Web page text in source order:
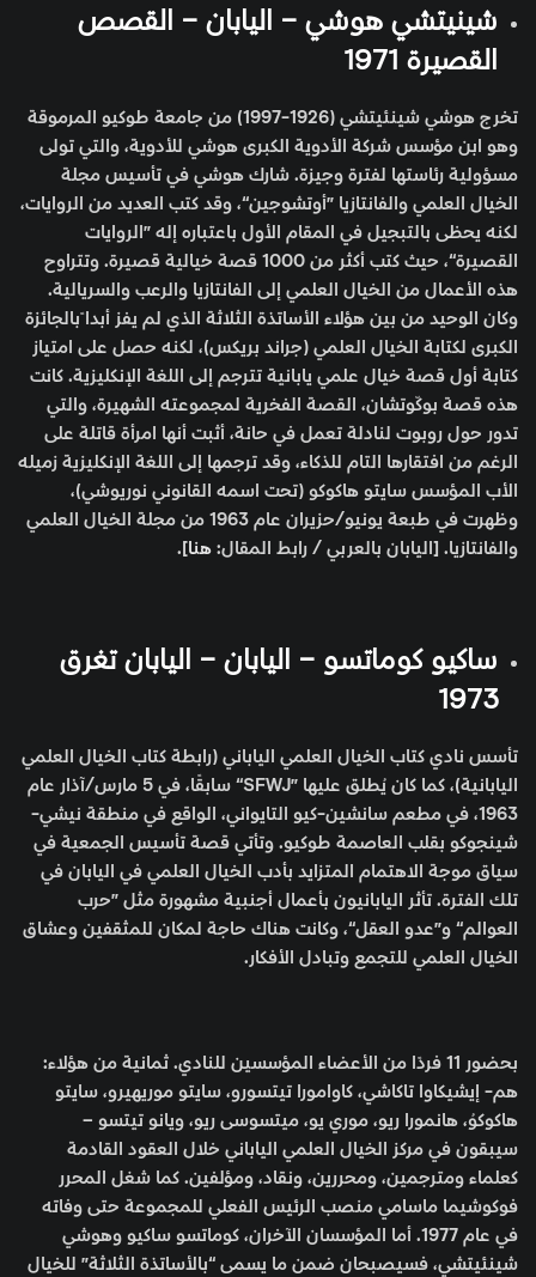
شينيتشي هوشي – اليابان – القصص
القصيرة 1971
تخرج هوشي شينئيتشي (1926-1997) من جامعة طوكيو المرموقة
وهو ابن مؤسس شركة الأدوية الكبرى هوشي للأدوية، والتي تولى
مسؤولية رئاستها لفترة وجيزة. شارك هوشي في تأسيس مجلة
الخيال العلمي والفانتازيا ”أوتشوجين“، وقد كتب العديد من الروايات،
لكنه يحظى بالتبجيل في المقام الأول باعتباره إله ”الروايات
القصيرة“، حيث كتب أكثر من 1000 قصة خيالية قصيرة. وتتراوح
هذه الأعمال من الخيال العلمي إلى الفانتازيا والرعب والسريالية.
وكان الوحيد من بين هؤلاء الأساتذة الثلاثة الذي لم يفز أبدا ًبالجائزة
الكبرى لكتابة الخيال العلمي (جراند بريكس)، لكنه حصل على امتياز
كتابة أول قصة خيال علمي يابانية تترجم إلى اللغة الإنكليزية. كانت
هذه قصة بوكّوتشان، القصة الفخرية لمجموعته الشهيرة، والتي
تدور حول روبوت لنادلة تعمل في حانة، أثبت أنها امرأة قاتلة على
الرغم من افتقارها التام للذكاء، وقد ترجمها إلى اللغة الإنكليزية زميله
الأب المؤسس سايتو هاكوكو (تحت اسمه القانوني نوريوشي)،
وظهرت في طبعة يونيو/حزيران عام 1963 من مجلة الخيال العلمي
والفانتازيا. [اليابان بالعربي / رابط المقال: هنا].
ساكيو كوماتسو – اليابان – اليابان تغرق
1973
تأسس نادي كتاب الخيال العلمي الياباني (رابطة كتاب الخيال العلمي
اليابانية)، كما كان يُطلق عليها ”SFWJ“ سابقًا، في 5 مارس/آذار عام
1963، في مطعم سانشين-كيو التايواني، الواقع في منطقة نيشي-
شينجوكو بقلب العاصمة طوكيو. وتأتي قصة تأسيس الجمعية في
سياق موجة الاهتمام المتزايد بأدب الخيال العلمي في اليابان في
تلك الفترة. تأثر اليابانيون بأعمال أجنبية مشهورة مثل ”حرب
العوالم“ و”عدو العقل“، وكانت هناك حاجة لمكان للمثقفين وعشاق
الخيال العلمي للتجمع وتبادل الأفكار.
بحضور 11 فردًا من الأعضاء المؤسسين للنادي. ثمانية من هؤلاء:
هم- إيشيكاوا تاكاشي، كاوامورا تيتسورو، سايتو موريهيرو، سايتو
هاكوكوُ، هانمورا ريو، موري يو، ميتسوسى ريو، ويانو تيتسو –
سيبقون في مركز الخيال العلمي الياباني خلال العقود القادمة
كعلماء ومترجمين، ومحررين، ونقاد، ومؤلفين. كما شغل المحرر
فوكوشيما ماسامي منصب الرئيس الفعلي للمجموعة حتى وفاته
في عام 1977. أما المؤسسان الآخران، كوماتسو ساكيو وهوشي
شينئيتشي، فسيصبحان ضمن ما يسمى “بالأساتذة الثلاثة” للخيال